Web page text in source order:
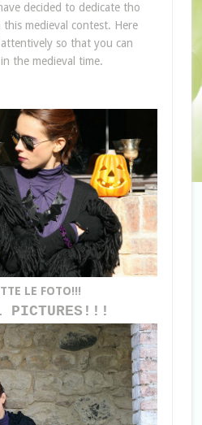
decided to dedicate tho
medieval contest. Here
so that you can
the medieval time.
LE FOTO!!!
PICTURES!!!